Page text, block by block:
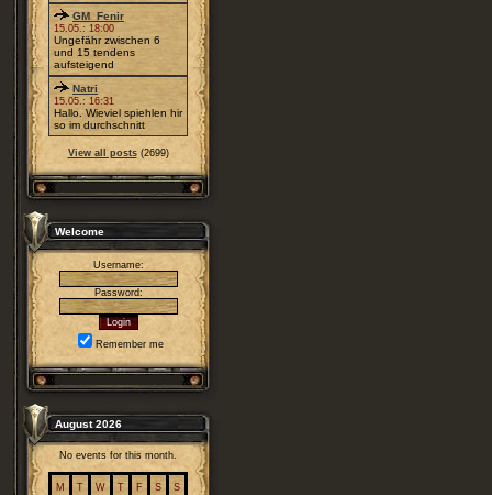
GM_Fenir
15.05.: 18:00
Ungefähr zwischen 6
und 15 tendens
aufsteigend
Natri
15.05.: 16:31
Hallo. Wieviel spiehlen hir
so im durchschnitt
View all posts(2699)
Welcome
Username:
Password:
Remember me
August 2026
No events for this month.
M T W T F S S